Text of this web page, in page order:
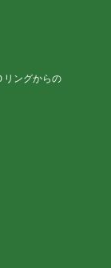
リングからの